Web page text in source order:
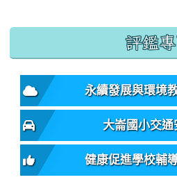
:::
評鑑
永續發展與環境
大崙國小交通
健康促進學校輔